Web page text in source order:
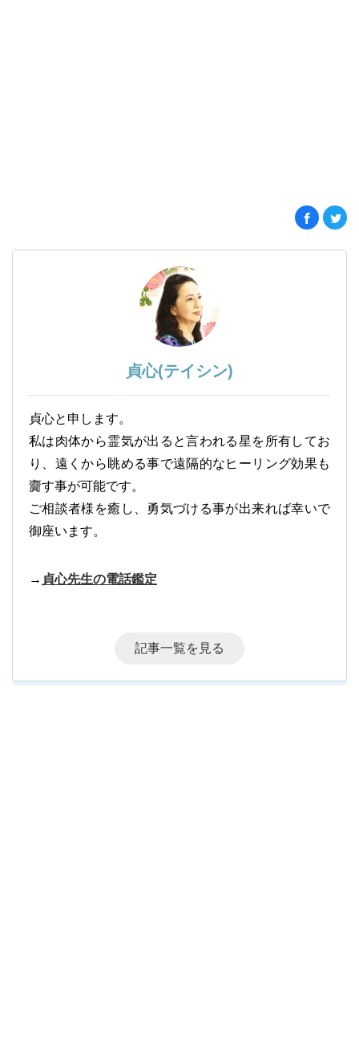
貞心(テイシン)
貞心と申します。
私は肉体から霊気が出ると言われる星を所有してお
り、遠くから眺める事で遠隔的なヒーリング効果も
齎す事が可能です。
ご相談者様を癒し、勇気づける事が出来れば幸いで
御座います。
→ 貞心先生の電話鑑定
記事一覧を見る